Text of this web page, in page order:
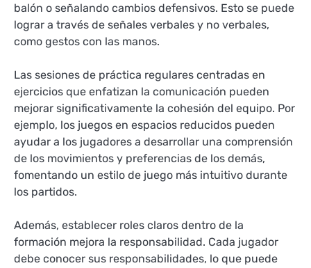
balón o señalando cambios defensivos. Esto se puede
lograr a través de señales verbales y no verbales,
como gestos con las manos.
Las sesiones de práctica regulares centradas en
ejercicios que enfatizan la comunicación pueden
mejorar significativamente la cohesión del equipo. Por
ejemplo, los juegos en espacios reducidos pueden
ayudar a los jugadores a desarrollar una comprensión
de los movimientos y preferencias de los demás,
fomentando un estilo de juego más intuitivo durante
los partidos.
Además, establecer roles claros dentro de la
formación mejora la responsabilidad. Cada jugador
debe conocer sus responsabilidades, lo que puede